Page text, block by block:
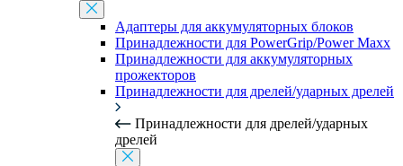
Адаптеры для аккумуляторных блоков
Принадлежности для PowerGrip/Power Maxx
Принадлежности для аккумуляторных
прожекторов
Принадлежности для дрелей/ударных дрелей
Принадлежности для дрелей/ударных
дрелей